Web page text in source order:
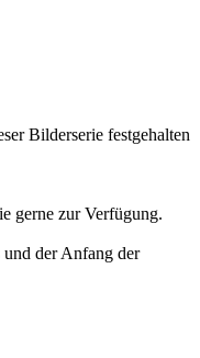
Bilderserie festgehalten
gerne zur Verfügung.
und der Anfang der